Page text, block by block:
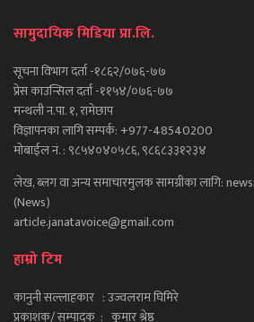
सामुदायिक मिडिया प्रा.लि.
सूचना विभाग दर्ता -१८६२/०७६-७७
प्रेस काउन्सिल दर्ता -११५४/०७६-७७
मन्थली न.पा. १, रामेछाप
विज्ञापनका लागि सम्पर्क: +977-48540200
मोबाईल नं. : ९८५४०४०५८६, ९८६८३३१२३४
लेख, ब्लग वा अन्य समाचारमुलक सामग्रीका लागि:
(News)
article.janatavoice@gmail.com
हाम्रो टिम
कानुनी सल्लाहकार : उज्वलराम घिमिरे
प्रकाशक/ सम्पादक : कुमार श्रेष्ठ